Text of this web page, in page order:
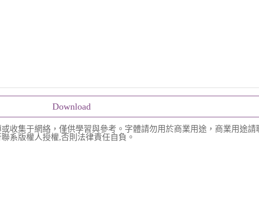
Download
收集于網絡，僅供學習與參考。字體請勿用於商業用途，商業用途請
系版權人授權,否則法律責任自負。